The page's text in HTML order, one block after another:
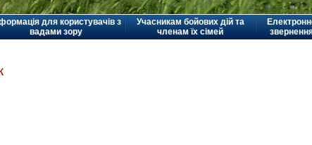
для користувачів з
вадами зору
Учасникам бойових дій та
членам їх сімей